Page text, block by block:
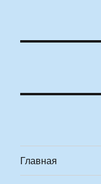
Главная